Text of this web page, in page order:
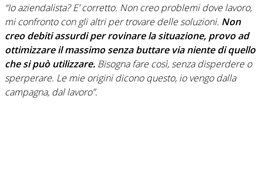
“Io aziendalista? E’ corretto. Non creo problemi dove lavoro,
mi confronto con gli altri per trovare delle soluzioni. Non
creo debiti assurdi per rovinare la situazione, provo ad
ottimizzare il massimo senza buttare via niente di quello
che si può utilizzare. Bisogna fare così, senza disperdere o
sperperare. Le mie origini dicono questo, io vengo dalla
campagna, dal lavoro”.